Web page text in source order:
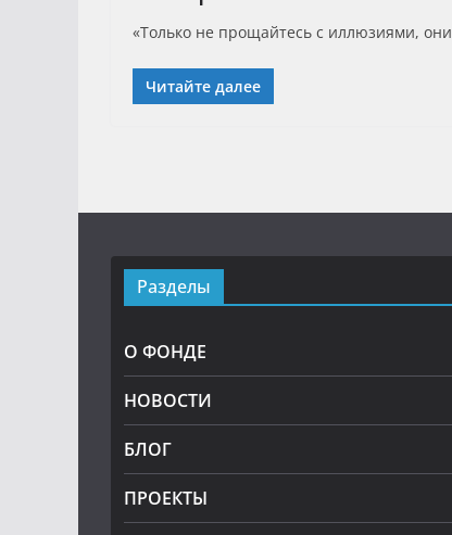
«Только не прощайтесь с иллюзиями,
Читайте далее
Разделы
О ФОНДЕ
НОВОСТИ
БЛОГ
ПРОЕКТЫ